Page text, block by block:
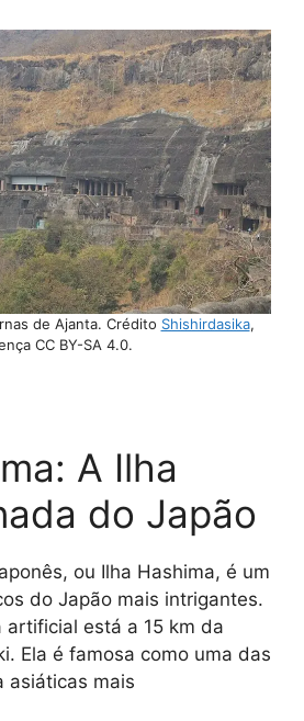
de Ajanta. Crédito Shishirdasika,
CC BY-SA 4.0.
A Ilha
do Japão
ou Ilha Hashima, é um
do Japão mais intrigantes.
artificial está a 15 km da
Ela é famosa como uma das
asiáticas mais